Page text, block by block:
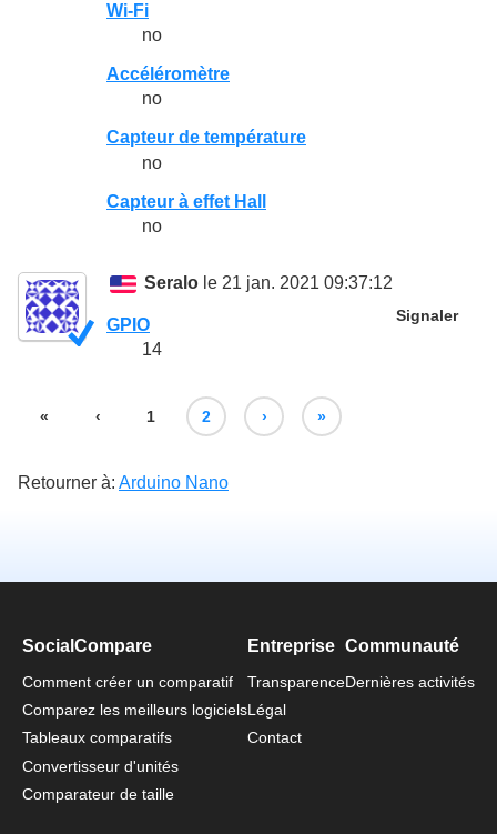
Wi-Fi
no
Accéléromètre
no
Capteur de température
no
Capteur à effet Hall
no
Seralo le 21 jan. 2021 09:37:12
Signaler
GPIO
14
« ‹ 1 2 › »
Retourner à: Arduino Nano
SocialCompare
Comment créer un comparatif
Comparez les meilleurs logiciels
Tableaux comparatifs
Convertisseur d'unités
Comparateur de taille
Entreprise
Transparence
Légal
Contact
Communauté
Dernières activités